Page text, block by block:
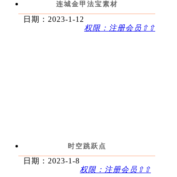
连城金甲法宝素材
权限：注册会员⇧⇧
日期：2023-1-12
时空跳跃点
权限：注册会员⇧⇧
日期：2023-1-8